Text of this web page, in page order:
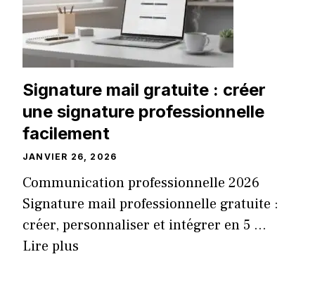
Signature mail gratuite : créer
une signature professionnelle
facilement
JANVIER 26, 2026
Communication professionnelle 2026
Signature mail professionnelle gratuite :
créer, personnaliser et intégrer en 5 ...
Lire plus